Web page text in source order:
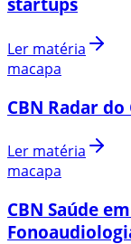
Ler matéria
macapa
CBN Radar
Ler matéria
macapa
CBN Saúde